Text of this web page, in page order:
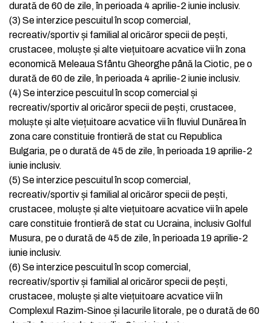
durată de 60 de zile, în perioada 4 aprilie-2 iunie inclusiv.
(3)Se interzice pescuitul în scop comercial,
recreativ/sportiv și familial al oricăror specii de pești,
crustacee, moluște și alte viețuitoare acvatice vii în zona
economică Meleaua Sfântu Gheorghe până la Ciotic, pe o
durată de 60 de zile, în perioada 4 aprilie-2 iunie inclusiv.
(4)Se interzice pescuitul în scop comercial și
recreativ/sportiv al oricăror specii de pești, crustacee,
moluște și alte viețuitoare acvatice vii în fluviul Dunărea în
zona care constituie frontieră de stat cu Republica
Bulgaria, pe o durată de 45 de zile, în perioada 19 aprilie-2
iunie inclusiv.
(5)Se interzice pescuitul în scop comercial,
recreativ/sportiv și familial al oricăror specii de pești,
crustacee, moluște și alte viețuitoare acvatice vii în apele
care constituie frontieră de stat cu Ucraina, inclusiv Golful
Musura, pe o durată de 45 de zile, în perioada 19 aprilie-2
iunie inclusiv.
(6)Se interzice pescuitul în scop comercial,
recreativ/sportiv și familial al oricăror specii de pești,
crustacee, moluște și alte viețuitoare acvatice vii în
Complexul Razim-Sinoe și lacurile litorale, pe o durată de 60